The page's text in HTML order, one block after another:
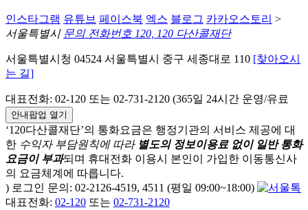
인스타그램 유튜브 페이스북 엑스 블로그 카카오스토리 >
서울특별시 문의 전화번호 120, 120 다산콜재단
서울특별시청 04524 서울특별시 중구 세종대로 110 [찾아오시
는 길]
대표전화: 02-120 또는 02-731-2120 (365일 24시간 운영/유료
안내팝업 열기
‘120다산콜재단’의 통화요금은 행정기관의 서비스 제공에 대
한 수익자 부담원칙에 따라 별도의 정보이용료 없이 일반 통화
요금이 부과되며 휴대전화 이용시 본인이 가입한 이동통신사
의 요금체계에 따릅니다.
) 로그인 문의: 02-2126-4519, 4511 (평일 09:00~18:00)
대표전화: 02-120 또는 02-731-2120